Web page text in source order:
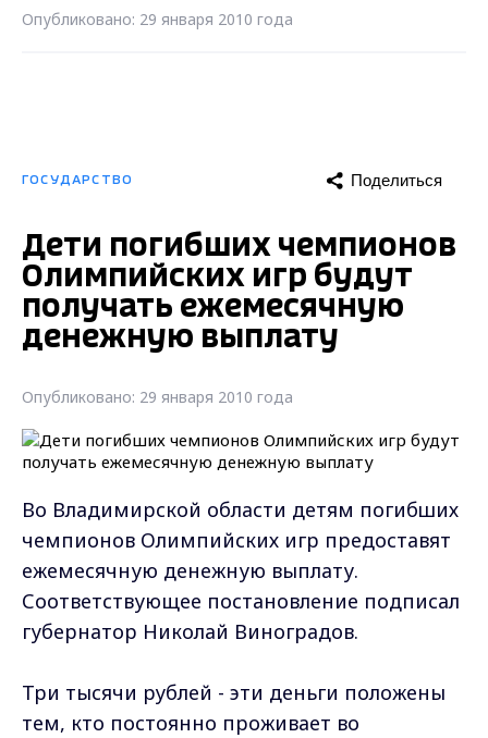
Опубликовано: 29 января 2010 года
ГОСУДАРСТВО Поделиться
Дети погибших чемпионов
Олимпийских игр будут
получать ежемесячную
денежную выплату
Опубликовано: 29 января 2010 года
Во Владимирской области детям погибших
чемпионов Олимпийских игр предоставят
ежемесячную денежную выплату.
Соответствующее постановление подписал
губернатор Николай Виноградов.
Три тысячи рублей - эти деньги положены
тем, кто постоянно проживает во